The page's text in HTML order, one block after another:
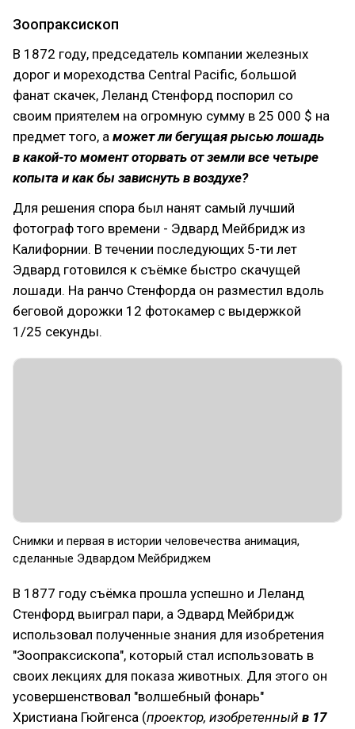
Зоопраксископ
В 1872 году, председатель компании железных
дорог и мореходства Central Pacific, большой
фанат скачек, Леланд Стенфорд поспорил со
своим приятелем на огромную сумму в 25 000 $ на
предмет того, а может ли бегущая рысью лошадь
в какой-то момент оторвать от земли все четыре
копыта и как бы зависнуть в воздухе?
Для решения спора был нанят самый лучший
фотограф того времени - Эдвард Мейбридж из
Калифорнии. В течении последующих 5-ти лет
Эдвард готовился к съёмке быстро скачущей
лошади. На ранчо Стенфорда он разместил вдоль
беговой дорожки 12 фотокамер с выдержкой
1/25 секунды.
Снимки и первая в истории человечества анимация,
сделанные Эдвардом Мейбриджем
В 1877 году съёмка прошла успешно и Леланд
Стенфорд выиграл пари, а Эдвард Мейбридж
использовал полученные знания для изобретения
"Зоопраксископа", который стал использовать в
своих лекциях для показа животных. Для этого он
усовершенствовал "волшебный фонарь"
Христиана Гюйгенса (проектор, изобретенный в 17